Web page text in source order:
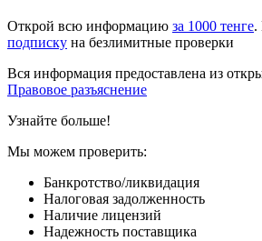
Открой всю информацию за 1000 тенге.
подписку на безлимитные проверки
Вся информация предоставлена из
Правовое разъяснение
Узнайте больше!
Мы можем проверить:
Банкротство/ликвидация
Налоговая задолженность
Наличие лицензий
Надежность поставщика